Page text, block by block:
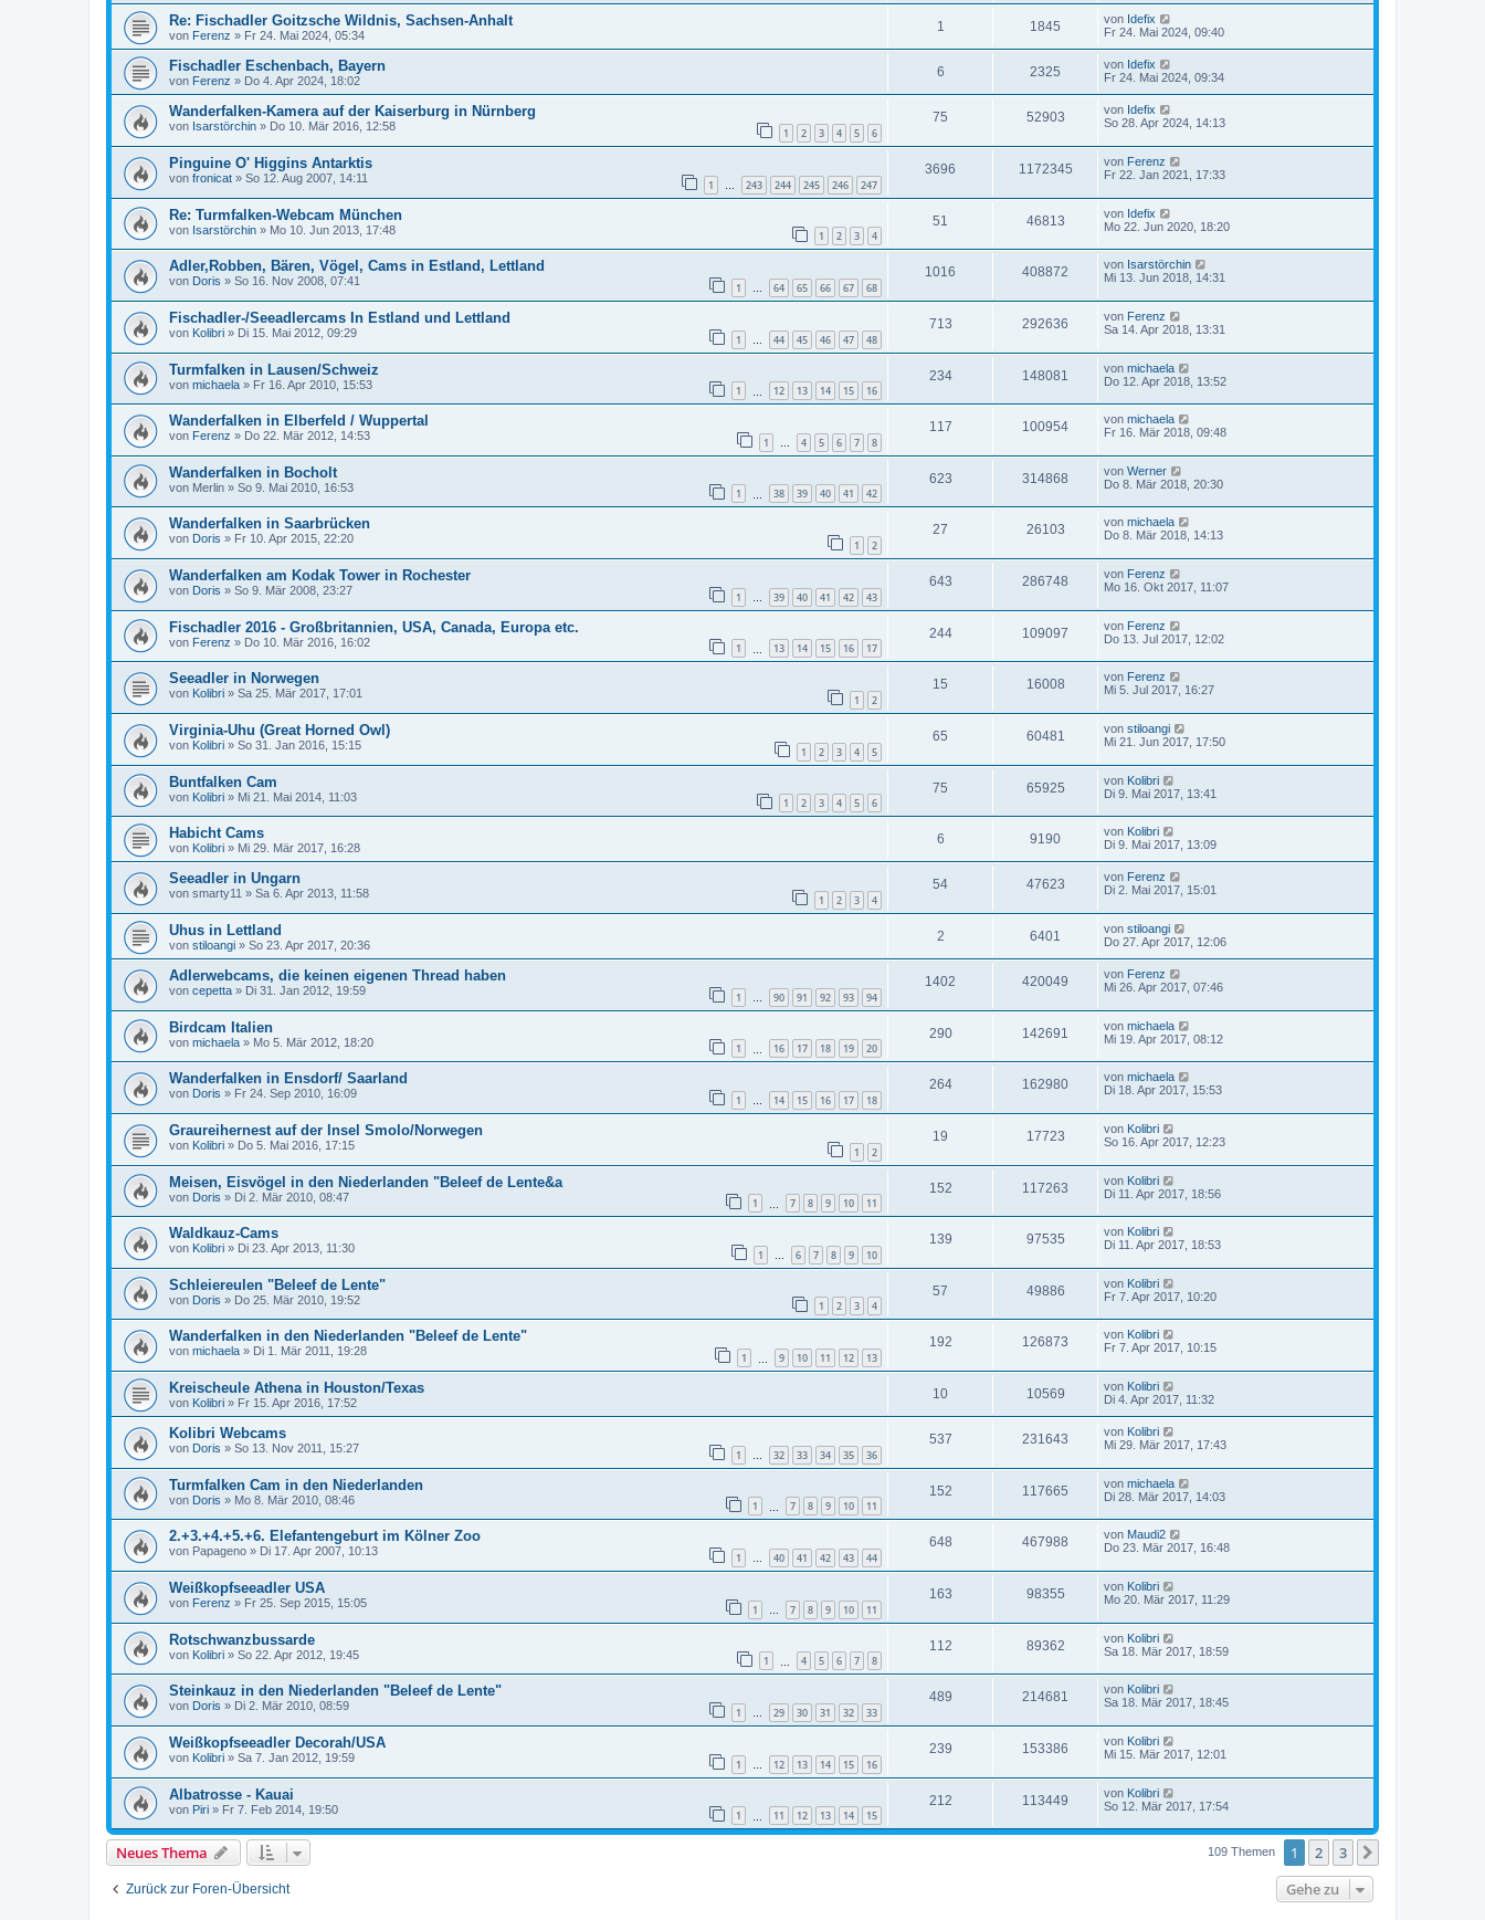
Re: Fischadler Goitzsche Wildnis, Sachsen-Anhalt
von Ferenz » Fr 24. Mai 2024, 05:34
1 1845 von Idefix
Fr 24. Mai 2024, 09:40
Fischadler Eschenbach, Bayern
von Ferenz » Do 4. Apr 2024, 18:02
6 2325 von Idefix
Fr 24. Mai 2024, 09:34
Wanderfalken-Kamera auf der Kaiserburg in Nürnberg
von Isarstörchin » Do 10. Mär 2016, 12:58 1 2 3 4 5 6
75 52903 von Idefix
So 28. Apr 2024, 14:13
Pinguine O' Higgins Antarktis
von fronicat » So 12. Aug 2007, 14:11 1 … 243 244 245 246 247
3696 1172345 von Ferenz
Fr 22. Jan 2021, 17:33
Re: Turmfalken-Webcam München
von Isarstörchin » Mo 10. Jun 2013, 17:48 1 2 3 4
51 46813 von Idefix
Mo 22. Jun 2020, 18:20
Adler,Robben, Bären, Vögel, Cams in Estland, Lettland
von Doris » So 16. Nov 2008, 07:41 1 … 64 65 66 67 68
1016 408872 von Isarstörchin
Mi 13. Jun 2018, 14:31
Fischadler-/Seeadlercams In Estland und Lettland
von Kolibri » Di 15. Mai 2012, 09:29 1 44 45 46 47 48
713 292636 von Ferenz
Sa 14. Apr 2018, 13:31
Turmfalken in Lausen/Schweiz
von michaela » Fr 16. Apr 2010, 15:53 1 12 13 14 15 16
234 148081 von michaela
Do 12. Apr 2018, 13:52
Wanderfalken in Elberfeld / Wuppertal
von Ferenz » Do 22. Mär 2012, 14:53 1 … 4 5 6 7 8
117 100954 von michaela
Fr 16. Mär 2018, 09:48
Wanderfalken in Bocholt
von Merlin » So 9. Mai 2010, 16:53 1 38 39 40 41 42
623 314868 von Werner
Do 8. Mär 2018, 20:30
Wanderfalken in Saarbrücken
von Doris » Fr 10. Apr 2015, 22:20 1 2
27 26103 von michaela
Do 8. Mär 2018, 14:13
Wanderfalken am Kodak Tower in Rochester
von Doris » So 9. Mär 2008, 23:27 1 … 39 40 41 42 43
643 286748 von Ferenz
Mo 16. Okt 2017, 11:07
Fischadler 2016 - Großbritannien, USA, Canada, Europa etc.
von Ferenz » Do 10. Mär 2016, 16:02 1 13 14 15 16 17
244 109097 von Ferenz
Do 13. Jul 2017, 12:02
Seeadler in Norwegen
von Kolibri » Sa 25. Mär 2017, 17:01 1 2
15 16008 von Ferenz
Mi 5. Jul 2017, 16:27
Virginia-Uhu (Great Horned Owl)
von Kolibri » So 31. Jan 2016, 15:15 1 2 3 4 5
65 60481 von stiloangi
Mi 21. Jun 2017, 17:50
Buntfalken Cam
von Kolibri » Mi 21. Mai 2014, 11:03 1 2 3 4 5 6
75 65925 von Kolibri
Di 9. Mai 2017, 13:41
Habicht Cams
von Kolibri » Mi 29. Mär 2017, 16:28
6 9190 von Kolibri
Di 9. Mai 2017, 13:09
Seeadler in Ungarn
von smarty11 » Sa 6. Apr 2013, 11:58 1 2 3 4
54 47623 von Ferenz
Di 2. Mai 2017, 15:01
Uhus in Lettland
von stiloangi » So 23. Apr 2017, 20:36
2 6401 von stiloangi
Do 27. Apr 2017, 12:06
Adlerwebcams, die keinen eigenen Thread haben
von cepetta » Di 31. Jan 2012, 19:59 1 … 90 91 92 93 94
1402 420049 von Ferenz
Mi 26. Apr 2017, 07:46
Birdcam Italien
von michaela » Mo 5. Mär 2012, 18:20 1 16 17 18 19 20
290 142691 von michaela
Mi 19. Apr 2017, 08:12
Wanderfalken in Ensdorf/ Saarland
von Doris » Fr 24. Sep 2010, 16:09 1 … 14 15 16 17 18
264 162980 von michaela
Di 18. Apr 2017, 15:53
Graureihernest auf der Insel Smolo/Norwegen
von Kolibri » Do 5. Mai 2016, 17:15 1 2
19 17723 von Kolibri
So 16. Apr 2017, 12:23
Meisen, Eisvögel in den Niederlanden "Beleef de Lente&a
von Doris » Di 2. Mär 2010, 08:47 1 7 8 9 10 11
152 117263 von Kolibri
Di 11. Apr 2017, 18:56
Waldkauz-Cams
von Kolibri » Di 23. Apr 2013, 11:30 1 … 6 7 8 9 10
139 97535 von Kolibri
Di 11. Apr 2017, 18:53
Schleiereulen "Beleef de Lente"
von Doris » Do 25. Mär 2010, 19:52 1 2 3 4
57 49886 von Kolibri
Fr 7. Apr 2017, 10:20
Wanderfalken in den Niederlanden "Beleef de Lente"
von michaela » Di 1. Mär 2011, 19:28 1 9 10 11 12 13
192 126873 von Kolibri
Fr 7. Apr 2017, 10:15
Kreischeule Athena in Houston/Texas
von Kolibri » Fr 15. Apr 2016, 17:52
10 10569 von Kolibri
Di 4. Apr 2017, 11:32
Kolibri Webcams
von Doris » So 13. Nov 2011, 15:27 1 … 32 33 34 35 36
537 231643 von Kolibri
Mi 29. Mär 2017, 17:43
Turmfalken Cam in den Niederlanden
von Doris » Mo 8. Mär 2010, 08:46 1 7 8 9 10 11
152 117665 von michaela
Di 28. Mär 2017, 14:03
2.+3.+4.+5.+6. Elefantengeburt im Kölner Zoo
von Papageno » Di 17. Apr 2007, 10:13 1 … 40 41 42 43 44
648 467988 von Maudi2
Do 23. Mär 2017, 16:48
Weißkopfseeadler USA
von Ferenz » Fr 25. Sep 2015, 15:05 1 … 7 8 9 10 11
163 98355 von Kolibri
Mo 20. Mär 2017, 11:29
Rotschwanzbussarde
von Kolibri » So 22. Apr 2012, 19:45 1 4 5 6 7 8
112 89362 von Kolibri
Sa 18. Mär 2017, 18:59
Steinkauz in den Niederlanden "Beleef de Lente"
von Doris » Di 2. Mär 2010, 08:59 1 … 29 30 31 32 33
489 214681 von Kolibri
Sa 18. Mär 2017, 18:45
Weißkopfseeadler Decorah/USA
von Kolibri » Sa 7. Jan 2012, 19:59 1 … 12 13 14 15 16
239 153386 von Kolibri
Mi 15. Mär 2017, 12:01
Albatrosse - Kauai
von Piri » Fr 7. Feb 2014, 19:50 1 11 12 13 14 15
212 113449 von Kolibri
So 12. Mär 2017, 17:54
Neues Thema 109 Themen 1 2 3
Zurück zur Foren-Übersicht Gehe zu